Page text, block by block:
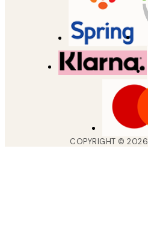
COPYRIGHT ©2026